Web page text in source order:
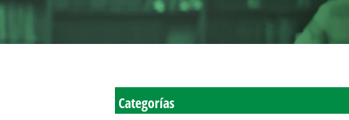
Categorías